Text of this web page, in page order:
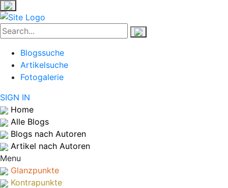
Blogssuche
Artikelsuche
Fotogalerie
SIGN IN
Home
Alle Blogs
Blogs nach Autoren
Artikel nach Autoren
Menu
Glanzpunkte
Kontrapunkte